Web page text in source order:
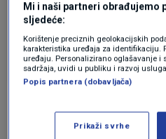
gospođo, teško da
četvrtog razreda
ste zapela.
Mi i naši partneri obrađujemo
sljedeće:
Korištenje preciznih geolokacijskih
karakteristika uređaja za identifikaciju.
uređaju. Personalizirano oglašavanje i
sadržaja, uvidi u publiku i razvoj
Popis partnera (dobavljača)
Prikaži svrhe